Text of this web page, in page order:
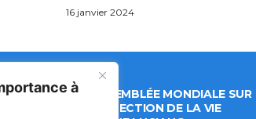
à
16 janvier 2024
47ᵉ ASSEMBLÉE MONDIALE SUR
LA PROTECTION DE LA VIE